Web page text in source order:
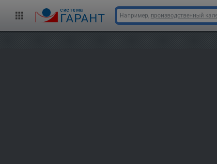
cистема
ГАРАНТ Например, производственный